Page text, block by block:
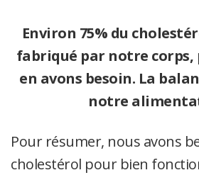
Environ 75% du
fabriqué par notre corps,
en avons besoin. La
notre
Pour résumer, nous avons
cholestérol pour bien